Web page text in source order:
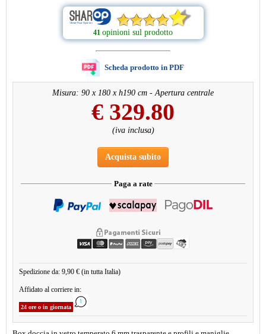
41 opinioni sul prodotto
Scheda prodotto in PDF
Misura: 90 x 180 x h190 cm - Apertura centrale
€ 329.80
(iva inclusa)
Acquista subito
Paga a rate
Spedizione da: 9,90 € (in tutta Italia)
Affidato al corriere in:
24 ore o in giornata